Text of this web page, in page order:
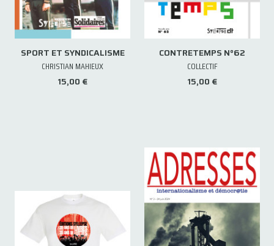
SPORT ET SYNDICALISME
CHRISTIAN MAHIEUX
15,00 €
CONTRETEMPS N°62
COLLECTIF
15,00 €